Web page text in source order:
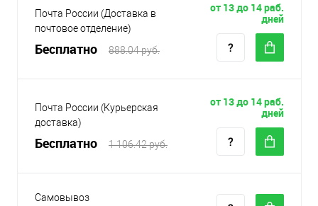
Почта России (Доставка в
почтовое отделение)
Бесплатно 888.04 руб.
от 13 до 14 раб.
дней
Почта России (Курьерская
доставка)
Бесплатно 1 106.42 руб.
от 13 до 14 раб.
дней
Самовывоз